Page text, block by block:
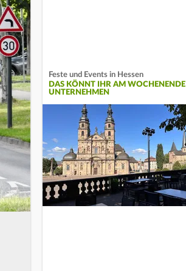
Feste und Events in Hessen
DAS KÖNNT IHR AM WOCHENENDE
UNTERNEHMEN